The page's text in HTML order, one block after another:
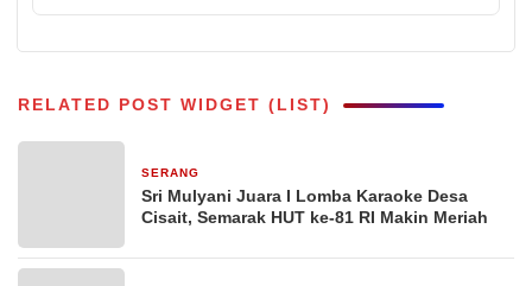
RELATED POST WIDGET (LIST)
SERANG
Sri Mulyani Juara I Lomba Karaoke Desa
Cisait, Semarak HUT ke-81 RI Makin Meriah